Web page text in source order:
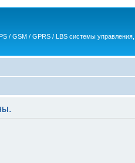
/ GSM / GPRS / LBS системы